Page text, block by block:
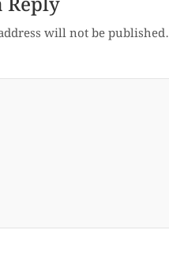
will not be published.